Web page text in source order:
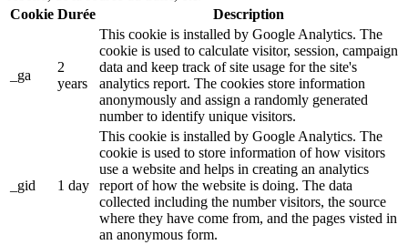
Cookie Durée Description
_ga
2
years
This cookie is installed by Google Analytics. The
cookie is used to calculate visitor, session, campaign
data and keep track of site usage for the site's
analytics report. The cookies store information
anonymously and assign a randomly generated
number to identify unique visitors.
_gid 1 day
This cookie is installed by Google Analytics. The
cookie is used to store information of how visitors
use a website and helps in creating an analytics
report of how the website is doing. The data
collected including the number visitors, the source
where they have come from, and the pages visted in
an anonymous form.